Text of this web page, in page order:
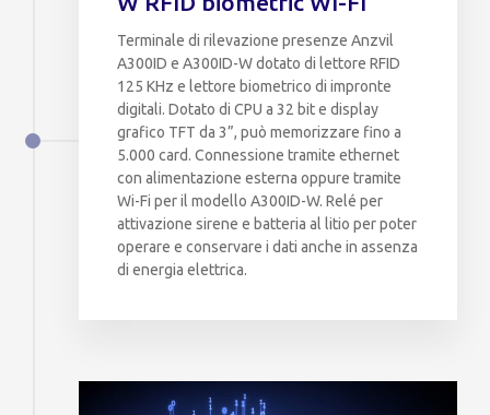
Terminale di rilevazione presenze Anzvil
A300ID e A300ID-W dotato di lettore RFID
125 KHz e lettore biometrico di impronte
digitali. Dotato di CPU a 32 bit e display
grafico TFT da 3”, può memorizzare fino a
5.000 card. Connessione tramite ethernet
con alimentazione esterna oppure tramite
Wi-Fi per il modello A300ID-W. Relé per
attivazione sirene e batteria al litio per poter
operare e conservare i dati anche in assenza
di energia elettrica.